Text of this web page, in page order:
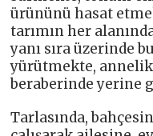
ürününü hasat
tarımın her
yanı sıra üzerinde
yürütmekte,
beraberinde yerine
Tarlasında,